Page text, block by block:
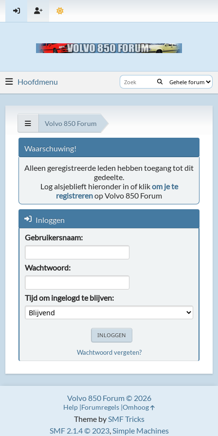
Hoofdmenu
Volvo 850 Forum
Waarschuwing!
Alleen geregistreerde leden hebben toegang tot dit
gedeelte.
Log alsjeblieft hieronder in of klikom je te
registrerenop Volvo 850 Forum
Inloggen
Gebruikersnaam:
Wachtwoord:
Tijd om ingelogd te blijven:
Wachtwoord vergeten?
Theme bySMF Tricks
SMF 2.1.4 © 2023,Simple Machines
Volvo 850 Forum © 2026
Help Forumregels Omhoog